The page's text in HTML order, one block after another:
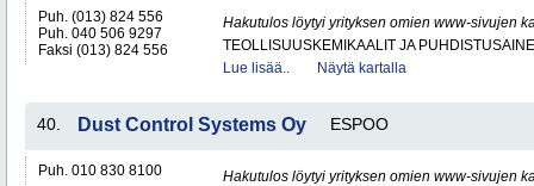
Puh. (013) 824 556
Puh. 040 506 9297
Faksi (013) 824 556
Hakutulos löytyi yrityksen omien www-sivujen
TEOLLISUUSKEMIKAALIT JA
Lue lisää..
Näytä kartalla
40. Dust Control Systems Oy ESPOO
Puh. 010 830 8100
Hakutulos löytyi yrityksen omien www-sivujen